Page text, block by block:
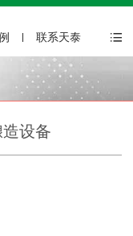
联系天泰
设备